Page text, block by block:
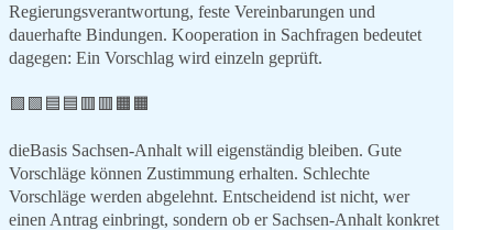
Regierungsverantwortung, feste Vereinbarungen und
dauerhafte Bindungen. Kooperation in Sachfragen bedeutet
dagegen: Ein Vorschlag wird einzeln geprüft.
🟩🟩🟦🟦🟥🟥🟧🟧
dieBasis Sachsen-Anhalt will eigenständig bleiben. Gute
Vorschläge können Zustimmung erhalten. Schlechte
Vorschläge werden abgelehnt. Entscheidend ist nicht, wer
einen Antrag einbringt, sondern ob er Sachsen-Anhalt konkret